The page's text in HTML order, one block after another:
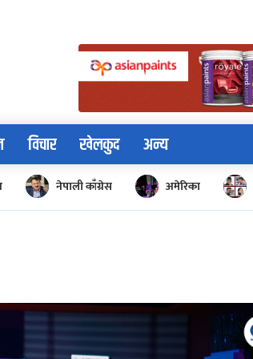
विचार खेलकुद अन्य
नेपाली काँग्रेस अमेरिका